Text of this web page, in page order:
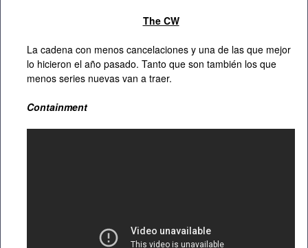
The CW
La cadena con menos cancelaciones y una de las que mejor
lo hicieron el año pasado. Tanto que son también los que
menos series nuevas van a traer.
Containment